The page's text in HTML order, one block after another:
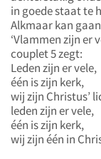
in goede staat te
Alkmaar kan
‘Vlammen zijn er
couplet 5 zegt:
Leden zijn er vele,
één is zijn kerk,
wij zijn Christus’
leden zijn er vele,
één is zijn kerk,
wij zijn één in